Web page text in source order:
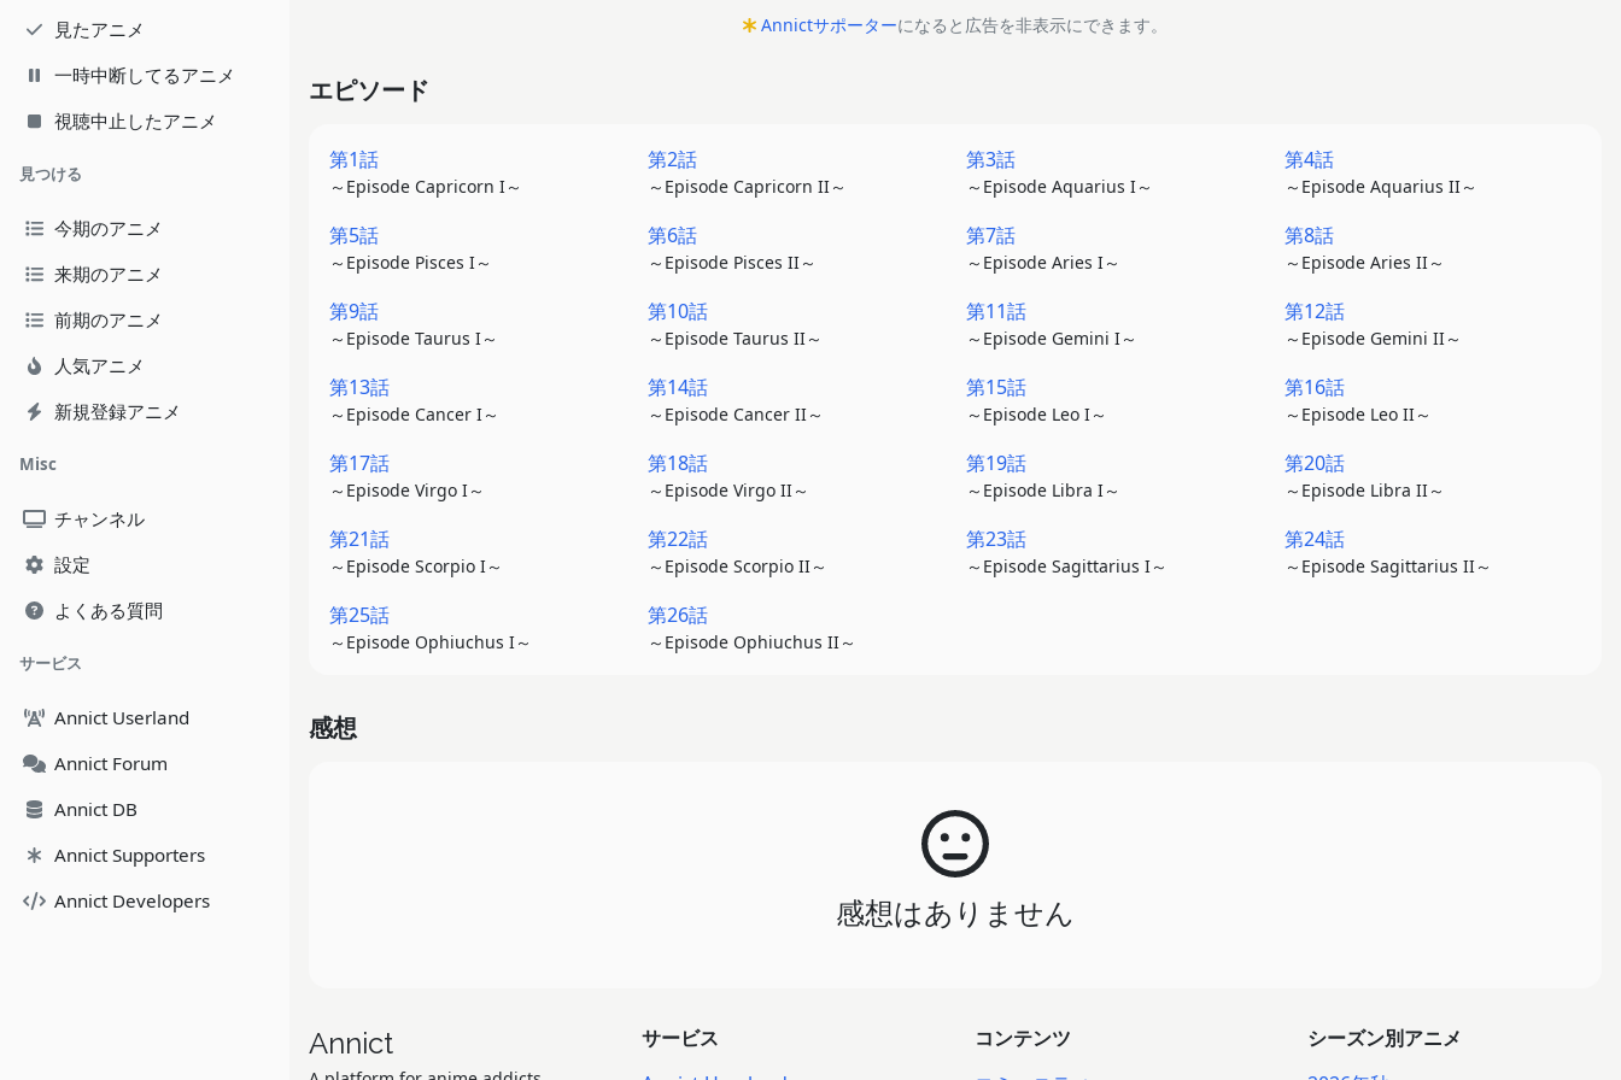
見たアニメ
一時中断してるアニメ
視聴中止したアニメ
見つける
今期のアニメ
来期のアニメ
前期のアニメ
人気アニメ
新規登録アニメ
Misc
チャンネル
設定
よくある質問
サービス
Annict Userland
Annict Forum
Annict DB
Annict Supporters
Annict Developers
Annictサポーターになると広告を非表示にできます。
エピソード
第1話
～Episode Capricorn I～
第2話
～Episode Capricorn II～
第3話
～Episode Aquarius I～
第4話
～Episode Aquarius II～
第5話
～Episode Pisces I～
第6話
～Episode Pisces II～
第7話
～Episode Aries I～
第8話
～Episode Aries II～
第9話
～Episode Taurus I～
第10話
～Episode Taurus II～
第11話
～Episode Gemini I～
第12話
～Episode Gemini II～
第13話
～Episode Cancer I～
第14話
～Episode Cancer II～
第15話
～Episode Leo I～
第16話
～Episode Leo II～
第17話
～Episode Virgo I～
第18話
～Episode Virgo II～
第19話
～Episode Libra I～
第20話
～Episode Libra II～
第21話
～Episode Scorpio I～
第22話
～Episode Scorpio II～
第23話
～Episode Sagittarius I～
第24話
～Episode Sagittarius II～
第25話
～Episode Ophiuchus I～
第26話
～Episode Ophiuchus II～
感想
感想はありません
Annict サービス コンテンツ シーズン別アニメ